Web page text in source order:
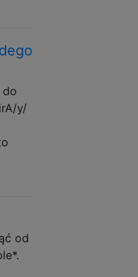
do
y/
od